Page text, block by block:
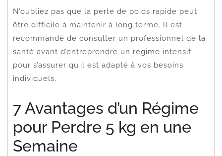
N’oubliez pas que la perte de poids rapide peut
être difficile à maintenir à long terme. Il est
recommandé de consulter un professionnel de la
santé avant d’entreprendre un régime intensif
pour s’assurer qu’il est adapté à vos besoins
individuels.
7 Avantages d’un Régime
pour Perdre 5 kg en une
Semaine